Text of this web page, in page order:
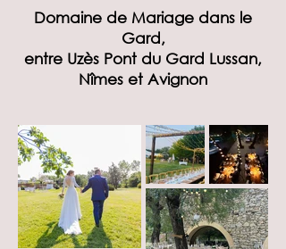
Domaine de Mariage dans le
Gard,
entre Uzès Pont du Gard Lussan,
Nîmes et Avignon